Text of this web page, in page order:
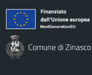
Comune di Zinasco